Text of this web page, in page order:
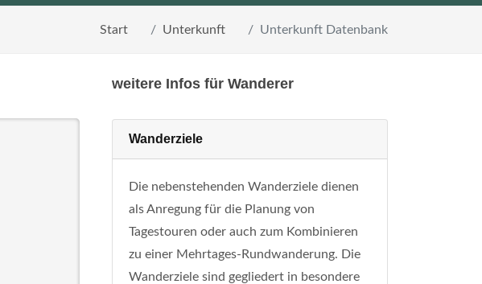
Start Unterkunft Unterkunft Datenbank
weitere Infos für Wanderer
Wanderziele
Die nebenstehenden Wanderziele dienen
als Anregung für die Planung von
Tagestouren oder auch zum Kombinieren
zu einer Mehrtages-Rundwanderung. Die
Wanderziele sind gegliedert in besondere